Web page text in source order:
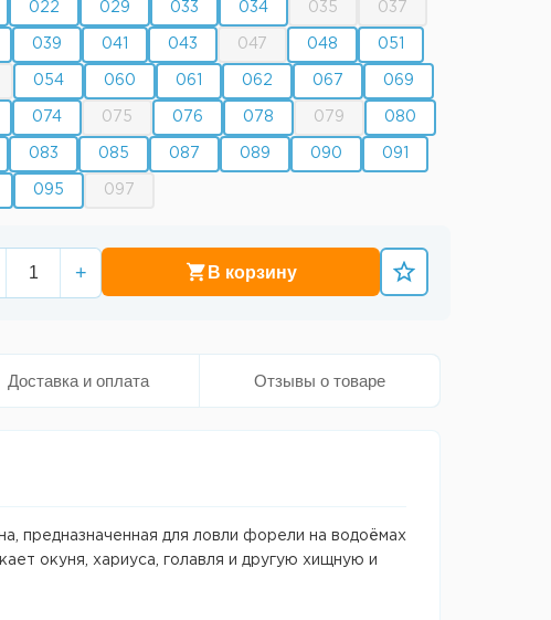
022 029 033 034 035 037
039 041 043 047 048 051
054 060 061 062 067 069
074 075 076 078 079 080
083 085 087 089 090 091
095 097
+ В корзину
Доставка и оплата Отзывы о товаре
предназначенная для ловли форели на водоёмах
окуня, хариуса, голавля и другую хищную и